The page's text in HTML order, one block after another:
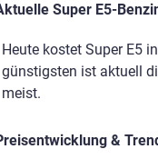
Super E5-
Heute kostet Super E5
günstigsten ist aktuell
meist.
&